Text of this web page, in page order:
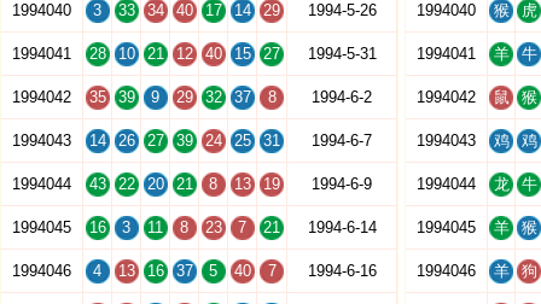
1994040 3 33 34 40 17 14 29 1994-5-26
1994041 28 10 21 12 40 15 27 1994-5-31
1994042 35 39 9 29 32 37 8 1994-6-2
1994043 14 26 27 39 24 25 31 1994-6-7
1994044 43 22 20 21 8 13 19 1994-6-9
1994045 16 3 11 8 23 7 21 1994-6-14
1994046 4 13 16 37 5 40 7 1994-6-16
1994040 猴 虎
1994041 羊 牛
1994042 鼠 猴
1994043 鸡 鸡
1994044 龙 牛
1994045 羊 猴
1994046 羊 狗